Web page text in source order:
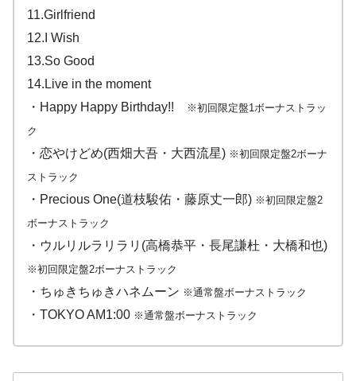
11.Girlfriend
12.I Wish
13.So Good
14.Live in the moment
・Happy Happy Birthday!!
※初回限定盤1ボーナストラッ
ク
・恋やけどめ(西畑大吾・大西流星) ※初回限定盤2ボーナ
ストラック
・Precious One(道枝駿佑・藤原丈一郎) ※初回限定盤2
ボーナストラック
・ウルリルラリラリ(高橋恭平・長尾謙杜・大橋和也)
※初回限定盤2ボーナストラック
・ちゅきちゅきハネムーン ※通常盤ボーナストラック
・TOKYO AM1:00 ※通常盤ボーナストラック